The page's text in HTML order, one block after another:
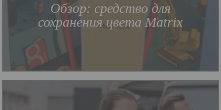
Обзор: средство для
сохранения цвета Matrix